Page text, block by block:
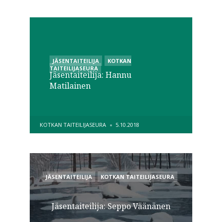
POSTED
IN
JÄSENTAITEILIJA
KOTKAN
TAITEILIJASEURA
Jäsentaiteilija: Hannu
Matilainen
POSTED
BY
KOTKAN TAITEILIJASEURA 5.10.2018
POSTED
IN
JÄSENTAITEILIJA KOTKAN TAITEILIJASEURA
Jäsentaiteilija: Seppo Väänänen